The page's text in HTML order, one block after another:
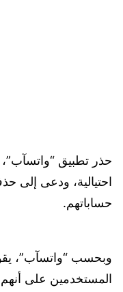
حذر تطبيق
احتيالية، ودعى إلى
حساباتهم.
وبحسب “واتسآب”،
المستخدمين على